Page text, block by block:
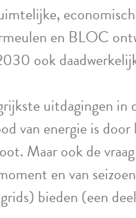
en BLOC
ook
uitdagingen
van energie is
Maar ook de
en van
bieden (een